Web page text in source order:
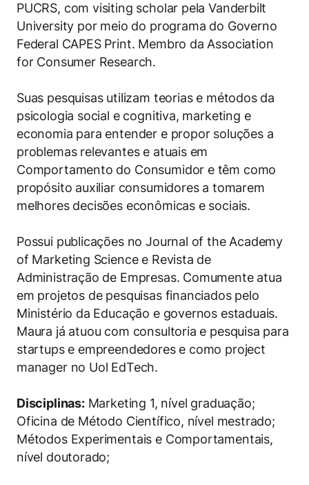
Finanças
Negócios
Sustentabilidade
Tecnologia e Dados
PUCRS, com visiting scholar pela Vanderbilt
University por meio do programa do Governo
Federal CAPES Print. Membro da Association
for Consumer Research.
Suas pesquisas utilizam teorias e métodos da
psicologia social e cognitiva, marketing e
economia para entender e propor soluções a
problemas relevantes e atuais em
Comportamento do Consumidor e têm como
propósito auxiliar consumidores a tomarem
melhores decisões econômicas e sociais.
Possui publicações no Journal of the Academy
of Marketing Science e Revista de
Administração de Empresas. Comumente atua
em projetos de pesquisas financiados pelo
Ministério da Educação e governos estaduais.
Maura já atuou com consultoria e pesquisa para
startups e empreendedores e como project
manager no Uol EdTech.
Disciplinas:Marketing 1, nível graduação;
Oficina de Método Científico, nível mestrado;
Métodos Experimentais e Comportamentais,
nível doutorado;